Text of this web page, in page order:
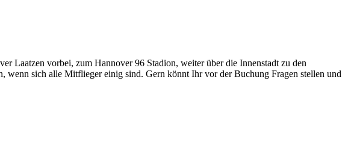
Laatzen vorbei, zum Hannover 96 Stadion, weiter über die Innenstadt zu den
wenn sich alle Mitflieger einig sind. Gern könnt Ihr vor der Buchung Fragen stellen und